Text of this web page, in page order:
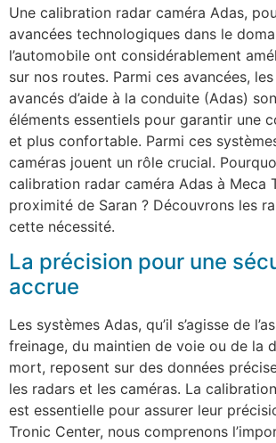
Une calibration radar caméra Adas,
avancées technologiques dans le
l’automobile ont considérablement
sur nos routes. Parmi ces avancées,
avancés d’aide à la conduite (Adas)
éléments essentiels pour garantir une
et plus confortable. Parmi ces
caméras jouent un rôle crucial.
calibration radar caméra Adas à Meca
proximité de Saran ? Découvrons les
cette nécessité.
La précision pour une
accrue
Les systèmes Adas, qu’il s’agisse de
freinage, du maintien de voie ou de la
mort, reposent sur des données
les radars et les caméras. La
est essentielle pour assurer leur
Tronic Center, nous comprenons